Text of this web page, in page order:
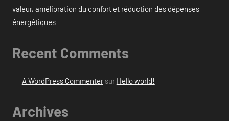
valeur, amélioration du confort et réduction des dépenses
énergétiques
Recent Comments
A WordPress Commentersur Hello world!
Archives